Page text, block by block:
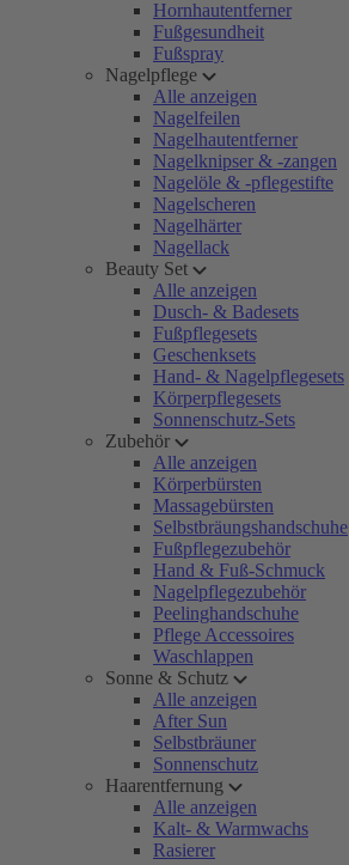
Hornhautentferner
Fußgesundheit
Fußspray
Nagelpflege
Alle anzeigen
Nagelfeilen
Nagelhautentferner
Nagelknipser & -zangen
Nagelöle & -pflegestifte
Nagelscheren
Nagelhärter
Nagellack
Beauty Set
Alle anzeigen
Dusch- & Badesets
Fußpflegesets
Geschenksets
Hand- & Nagelpflegesets
Körperpflegesets
Sonnenschutz-Sets
Zubehör
Alle anzeigen
Körperbürsten
Massagebürsten
Selbstbräungshandschuhe
Fußpflegezubehör
Hand & Fuß-Schmuck
Nagelpflegezubehör
Peelinghandschuhe
Pflege Accessoires
Waschlappen
Sonne & Schutz
Alle anzeigen
After Sun
Selbstbräuner
Sonnenschutz
Haarentfernung
Alle anzeigen
Kalt- & Warmwachs
Rasierer